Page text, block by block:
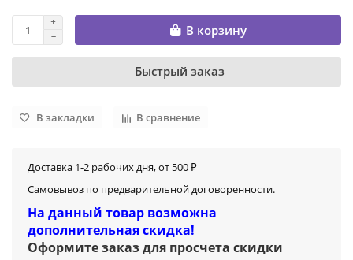
В корзину
Быстрый заказ
В закладки В сравнение
Доставка 1-2 рабочих дня, от 500 ₽
Самовывоз по предварительной договоренности.
На данный товар возможна
дополнительная скидка!
Оформите заказ для просчета скидки